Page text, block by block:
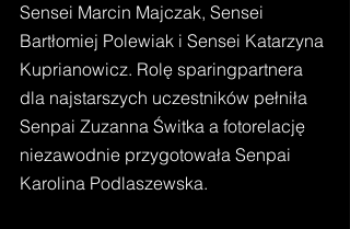
Sensei Marcin Majczak, Sensei
Bartłomiej Polewiak i Sensei Katarzyna
Kuprianowicz. Rolę sparingpartnera
dla najstarszych uczestników pełniła
Senpai Zuzanna Świtka a fotorelację
niezawodnie przygotowała Senpai
Karolina Podlaszewska.